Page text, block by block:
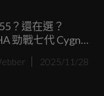
主角：Suzuki RE5。
當年世界上極少數真
？還在選？
勁戰七代 Cygnus
到答案 買就對了
2025/11/28